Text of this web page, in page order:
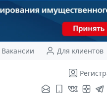
Вакансии Для клиентов